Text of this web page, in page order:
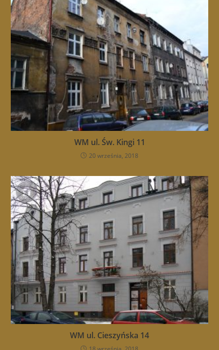
WM ul. Św. Kingi 11
20 września, 2018
WM ul. Cieszyńska 14